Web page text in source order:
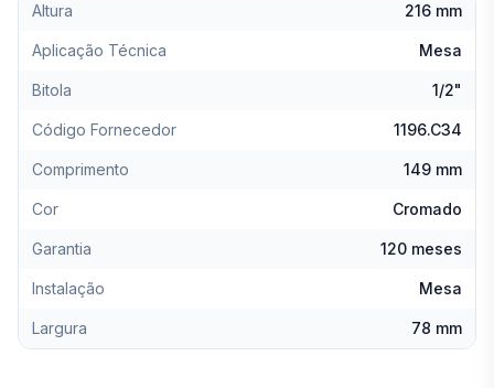
Altura 216 mm
Aplicação Técnica Mesa
Bitola 1/2"
Código Fornecedor 1196.C34
Comprimento 149 mm
Cor Cromado
Garantia 120 meses
Instalação Mesa
Largura 78 mm